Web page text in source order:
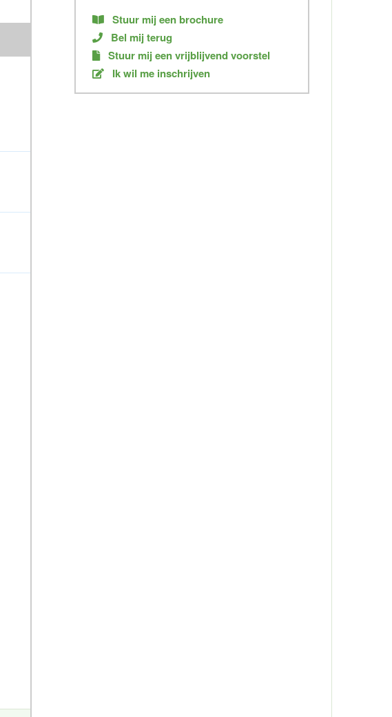
Stuur mij een brochure
Bel mij terug
Stuur mij een vrijblijvend voorstel
Ik wil me inschrijven